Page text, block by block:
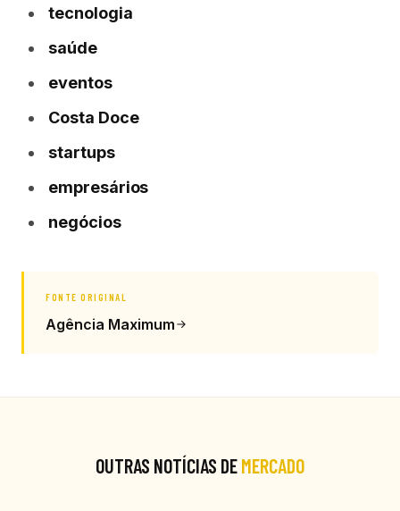
tecnologia
saúde
eventos
Costa Doce
startups
empresários
negócios
FONTE ORIGINAL
Agência Maximum
OUTRAS NOTÍCIAS DEMERCADO